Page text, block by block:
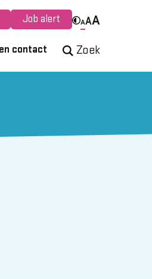
Job alert AAA
contact Zoek